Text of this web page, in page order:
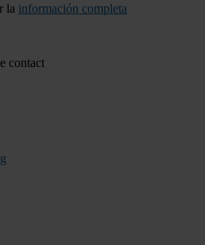
la información completa
contact